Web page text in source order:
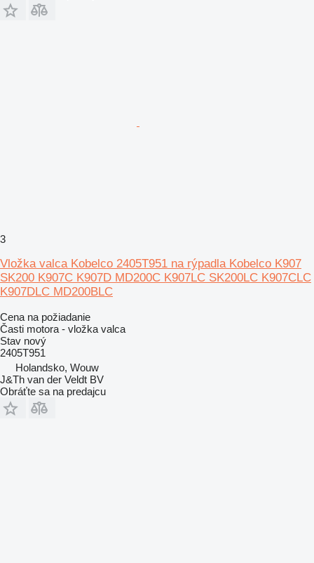
3
Vložka valca Kobelco 2405T951 na rýpadla Kobelco K907
SK200 K907C K907D MD200C K907LC SK200LC K907CLC
K907DLC MD200BLC
Cena na požiadanie
Časti motora - vložka valca
Stav nový
2405T951
Holandsko, Wouw
J&Th van der Veldt BV
Obráťte sa na predajcu